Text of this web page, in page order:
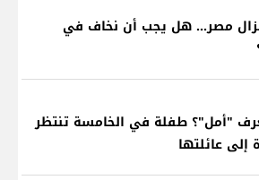
مصر... هل يجب أن نخاف في
"أمل"؟ طفلة في الخامسة تنتظر
إلى عائلتها